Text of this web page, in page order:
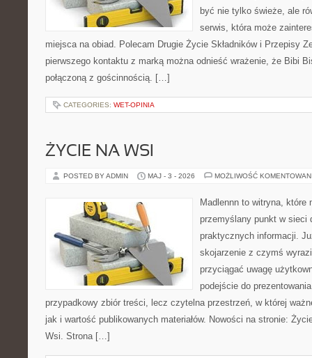
być nie tylko świeże, ale
serwis, która może
miejsca na obiad. Polecam Drugie Życie Składników i Przepisy
pierwszego kontaktu z marką można odnieść wrażenie, że Bibi
połączoną z gościnnością. […]
CATEGORIES: WET-OPINIA
ŻYCIE NA WSI
POSTED BY ADMIN MAJ - 3 - 2026 MOŻLIWOŚĆ
Madlennn to witryna, które
przemyślany punkt w sieci
praktycznych informacji.
skojarzenie z czymś
przyciągać uwagę
podejście do
przypadkowy zbiór treści, lecz czytelna przestrzeń, w której
jak i wartość publikowanych materiałów. Nowości na stronie:
Wsi. Strona […]